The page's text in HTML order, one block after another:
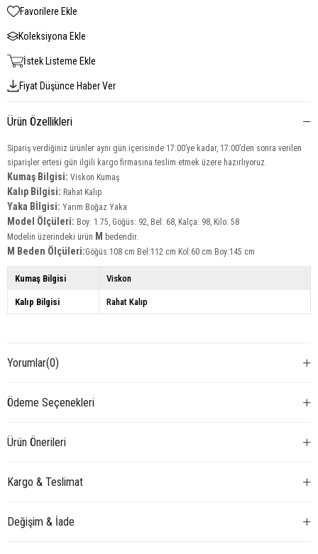
Favorilere Ekle
Koleksiyona Ekle
İstek Listeme Ekle
Fiyat Düşünce Haber Ver
Ürün Özellikleri
Sipariş verdiğiniz ürünler aynı gün içerisinde 17:00’ye kadar, 17:00’den sonra verilen
siparişler ertesi gün ilgili kargo firmasına teslim etmek üzere hazırlıyoruz.
Kumaş Bilgisi: Viskon Kumaş
Kalıp Bilgisi: Rahat Kalıp
Yaka Bİlgisi: Yarım Boğaz Yaka
Model Ölçüleri: Boy: 1.75, Göğüs: 92, Bel: 68, Kalça: 98, Kilo: 58
Modelin üzerindeki ürün M bedendir.
M Beden Ölçüleri:Göğüs:108 cm Bel:112 cm Kol:60 cm Boy:145 cm
Kumaş Bilgisi Viskon
Kalıp Bilgisi Rahat Kalıp
Yorumlar(0)
Ödeme Seçenekleri
Ürün Önerileri
Kargo & Teslimat
Değişim & İade